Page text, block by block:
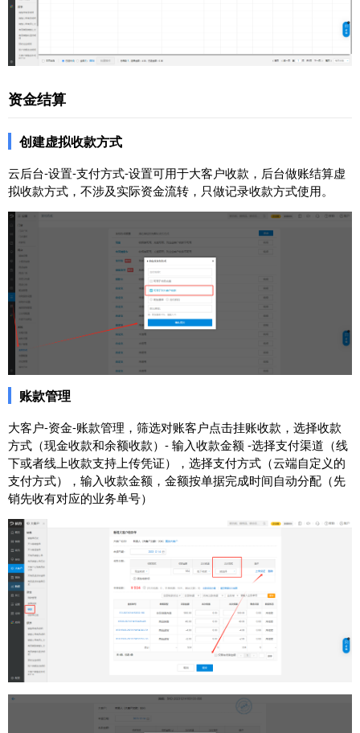
资金结算
创建虚拟收款方式
云后台-设置-支付方式-设置可用于大客户收款，后台做账结算虚
拟收款方式，不涉及实际资金流转，只做记录收款方式使用。
账款管理
大客户-资金-账款管理，筛选对账客户点击挂账收款，选择收款
方式（现金收款和余额收款）- 输入收款金额 -选择支付渠道（线
下或者线上收款支持上传凭证），选择支付方式（云端自定义的
支付方式），输入收款金额，金额按单据完成时间自动分配（先
销先收有对应的业务单号）